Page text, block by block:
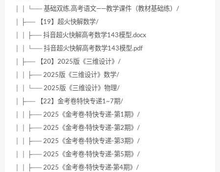
│ │ └── 基础双练.高考语文——教学课件（教材基础练）/
│ ├── 【19】超火快解数学/
│ │ ├── 抖音超火快解高考数学143模型.docx
│ │ └── 抖音超火快解高考数学143模型.pdf
│ ├── 【20】2025版《三维设计》/
│ │ ├── 2025版《三维设计》数学/
│ │ └── 2025版《三维设计》物理/
│ ├── 【22】金考卷特快专递1~7期/
│ │ ├── 2025《金考卷·特快专递-第1期》/
│ │ ├── 2025《金考卷·特快专递-第2期》/
│ │ ├── 2025《金考卷·特快专递-第3期》/
│ │ ├── 2025《金考卷·特快专递-第5期》/
│ │ ├── 2025《金考卷·特快专递·第4期》/